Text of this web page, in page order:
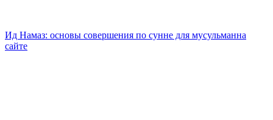
Ид Намаз: основы совершения по сунне для мусульманна
сайте